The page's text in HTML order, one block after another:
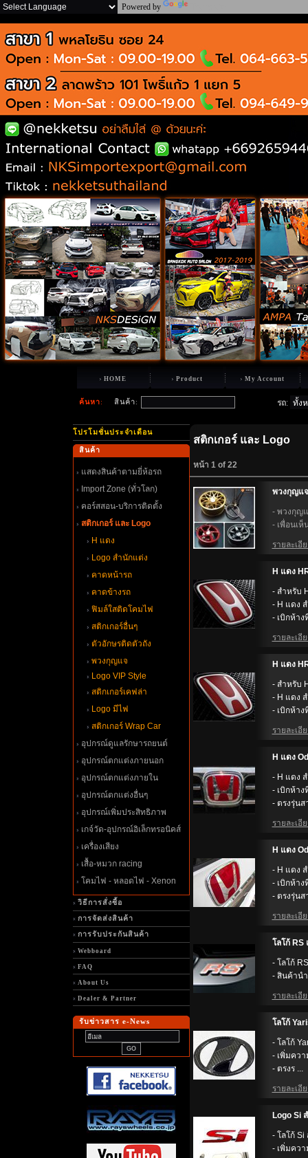
Powered by
HOME Product My Account
ค้นหา: สินค้า: รถ:
ปรโมชั่นประจำเดือน
สินค้า
สดงสินค้าตามยี่ห้อรถ
Import Zone (ทั่วโลก)
คอร์สสอน-บริการติดตั้ง
สติกเกอร์ และ Logo
H แดง
Logo สำนักแต่ง
คาดหน้ารถ
คาดข้างรถ
ฟิมล์ใสติดโคมไฟ
สติกเกอร์อื่นๆ
ตัวอักษรติดตัวถัง
พวงกุญแจ
Logo VIP Style
สติกเกอร์เคฟล่า
Logo มีไฟ
สติกเกอร์ Wrap Car
อุปกรณ์ดูแลรักษารถยนต์
อุปกรณ์ตกแต่งภายนอก
อุปกรณ์ตกแต่งภายใน
อุปกรณ์ตกแต่งอื่นๆ
อุปกรณ์เพิ่มประสิทธิภาพ
เกจ์วัด-อุปกรณ์อิเล็กทรอนิคส์
เครื่องเสียง
เสื้อ-หมวก racing
คมไฟ - หลอดไฟ - Xenon
วิธีการสั่งซื้อ
การจัดส่งสินค้า
การรับประกันสินค้า
Webboard
FAQ
About Us
Dealer & Partner
รับข่าวสาร e-News
สติกเกอร์ และ Logo
หน้า 1 of 22
พวงกุญแ
- พวงกุญ
- เพื่อนเห็
รายละเอี
H แดง
- สำหรับ
- H แดง
- เบิกห้า
รายละเอี
H แดง
- สำหรับ
- H แดง
- เบิกห้า
รายละเอี
H แดง
- H แดง
- เบิกห้า
- ตรงรุ่น
รายละเอี
H แดง
- H แดง
- เบิกห้า
- ตรงรุ่น
รายละเอี
ลโก้ RS
- โลโก้
- สินค้าน
รายละเอี
ลโก้
- โลโก้
- เพิ่มคว
- ตรงร ...
รายละเอี
Logo Si
- โลโก้
- เพิ่มควา